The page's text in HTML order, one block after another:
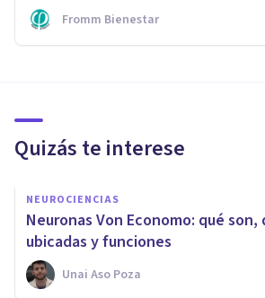
Fromm Bienestar
Quizás te interese
NEUROCIENCIAS
Neuronas Von Economo: qué
ubicadas y funciones
Unai Aso Poza